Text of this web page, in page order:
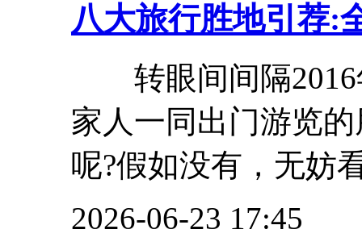
八大旅行胜地引荐:
转眼间间隔2016
家人一同出门游览
呢?假如没有，无妨
2026-06-23 17:45